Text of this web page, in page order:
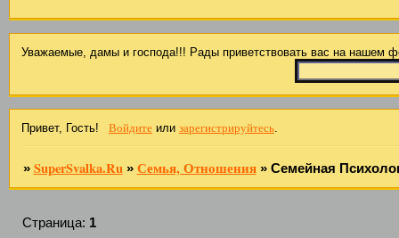
Уважаемые, дамы и господа!!! Рады приветствовать вас на
Привет, Гость! Войдитеили зарегистрируйтесь.
» SuperSvalka.Ru » Семья, Отношения » Семейная
Страница: 1